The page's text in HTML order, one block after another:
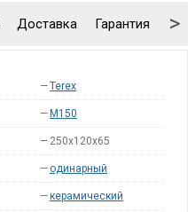
Доставка Гарантия >
—Terex
— M150
— 250x120x65
— одинарный
—керамический